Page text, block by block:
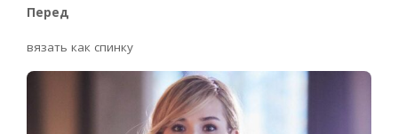
Перед
вязать как спинку